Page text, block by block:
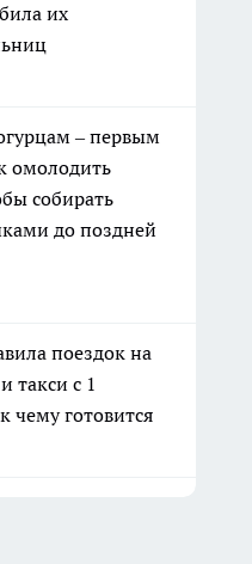
их
– первым
омолодить
собирать
до поздней
поездок на
такси с 1
чему готовится